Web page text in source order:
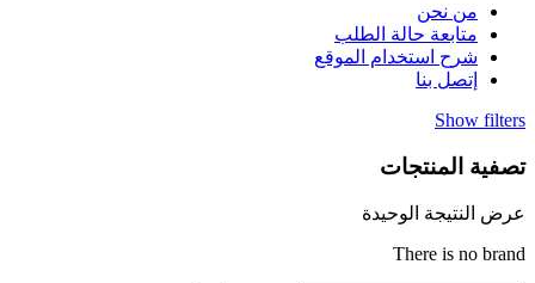
من نحن
متابعة حالة الطلب
شرح استخدام الموقع
إتصل بنا
Show filters
تصفية المنتجات
عرض النتيجة الوحيدة
There is no brand